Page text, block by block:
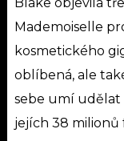
Blake objevila
Mademoiselle
kosmetického
oblíbená, ale
sebe umí udělat
jejích 38 milionů